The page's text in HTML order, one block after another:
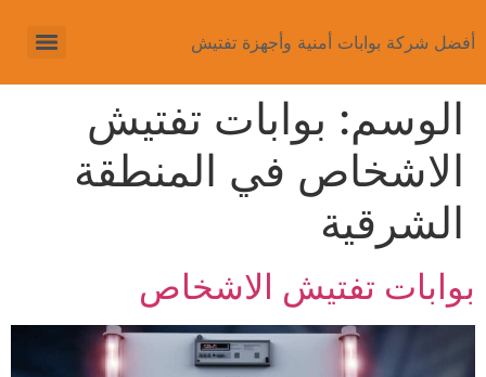
أفضل شركة بوابات أمنية وأجهزة تفتيش
الوسم: بوابات تفتيش
الاشخاص في المنطقة
الشرقية
بوابات تفتيش الاشخاص